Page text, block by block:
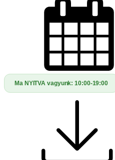
Ma NYITVA vagyunk:10:00-19:00